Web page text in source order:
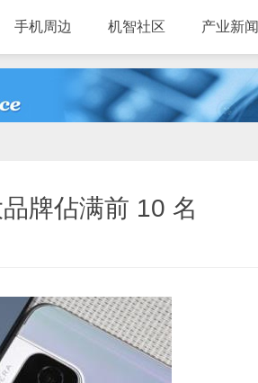
手机周边 机智社区 产业新闻
牌佔满前 10 名